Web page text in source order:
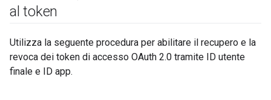
al token
Utilizza la seguente procedura per abilitare il recupero e la
revoca dei token di accesso OAuth 2.0 tramite ID utente
finale e ID app.